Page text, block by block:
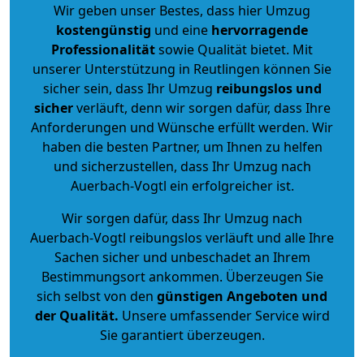
Wir geben unser Bestes, dass hier Umzug
kostengünstig und eine hervorragende
Professionalitätsowie Qualität bietet. Mit
unserer Unterstützung in Reutlingen können Sie
sicher sein, dass Ihr Umzug reibungslos und
sicherverläuft, denn wir sorgen dafür, dass Ihre
Anforderungen und Wünsche erfüllt werden. Wir
haben die besten Partner, um Ihnen zu helfen
und sicherzustellen, dass Ihr Umzug nach
Auerbach-Vogtl ein erfolgreicher ist.
Wir sorgen dafür, dass Ihr Umzug nach
Auerbach-Vogtl reibungslos verläuft und alle Ihre
Sachen sicher und unbeschadet an Ihrem
Bestimmungsort ankommen. Überzeugen Sie
sich selbst von den günstigen Angeboten und
der Qualität. Unsere umfassender Service wird
Sie garantiert überzeugen.